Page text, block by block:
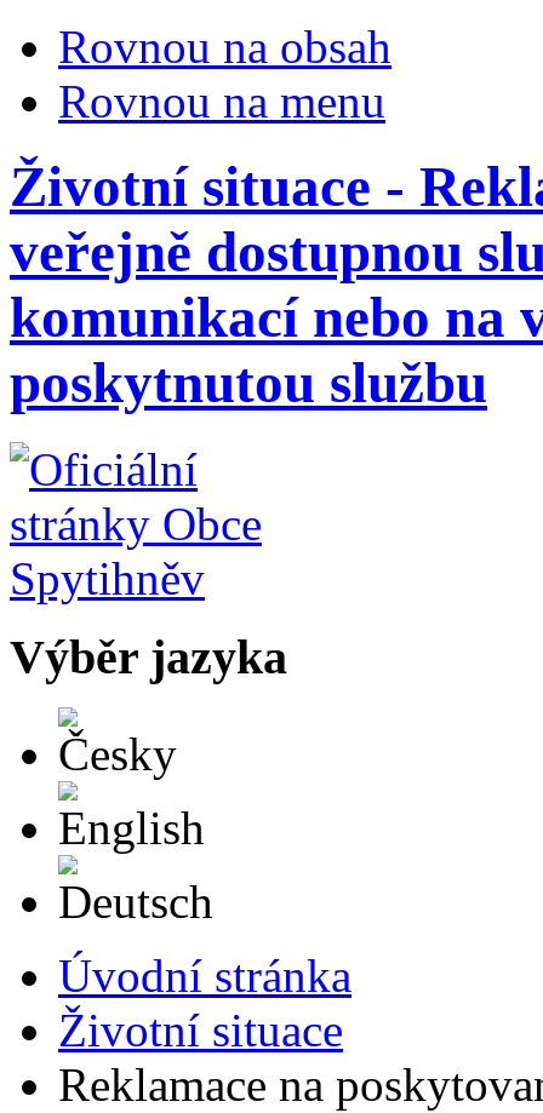
Rovnou na obsah
Rovnou na menu
Životní situace -
veřejně dostupnou
komunikací nebo na
poskytnutou službu
Výběr jazyka
Úvodní stránka
Životní situace
Reklamace na